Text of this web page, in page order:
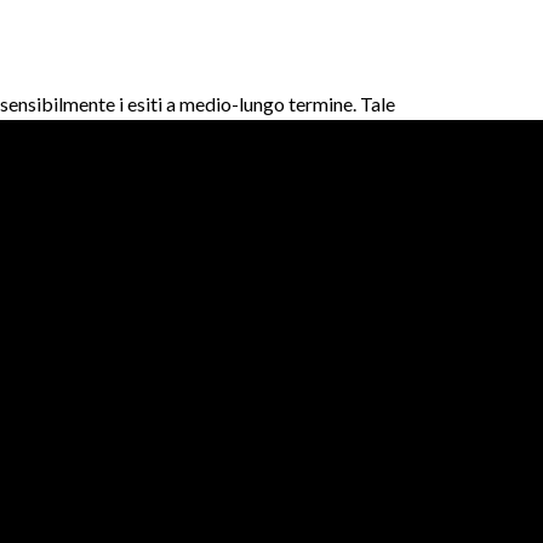
i esiti a medio-lungo termine. Tale